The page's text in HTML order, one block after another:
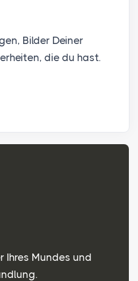
Bilder Deiner
die du hast.
Ihres Mundes und